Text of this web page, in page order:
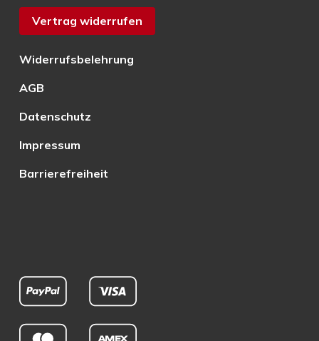
Vertrag widerrufen
Widerrufsbelehrung
AGB
Datenschutz
Impressum
Barrierefreiheit